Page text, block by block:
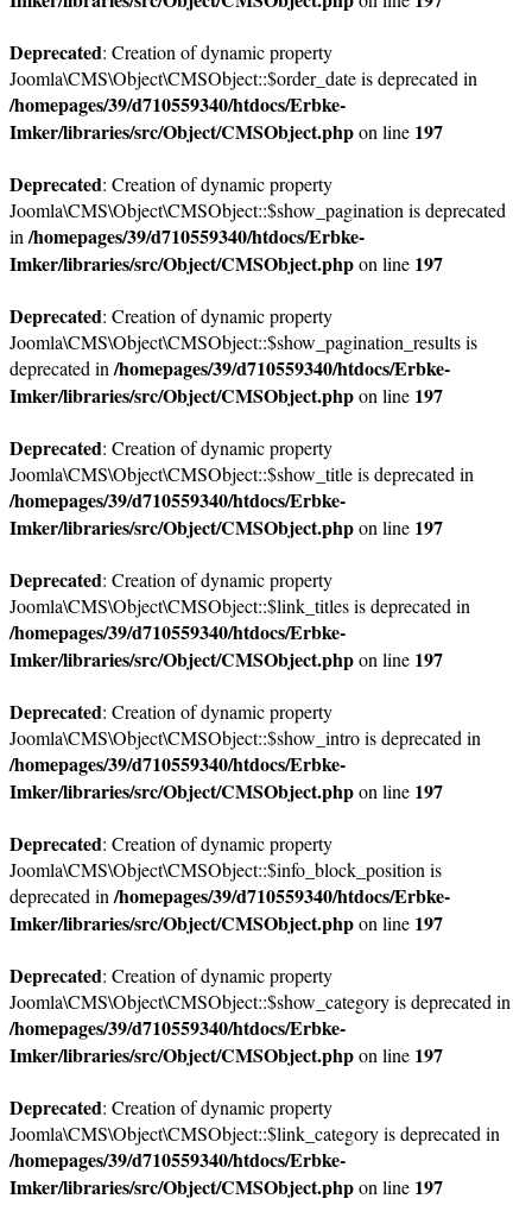
Deprecated: Creation of dynamic property
Joomla\CMS\Object\CMSObject::$order_date is deprecated in
/homepages/39/d710559340/htdocs/Erbke-
Imker/libraries/src/Object/CMSObject.phpon line 197
Deprecated: Creation of dynamic property
Joomla\CMS\Object\CMSObject::$show_pagination is deprecated
in /homepages/39/d710559340/htdocs/Erbke-
Imker/libraries/src/Object/CMSObject.phpon line 197
Deprecated: Creation of dynamic property
Joomla\CMS\Object\CMSObject::$show_pagination_results is
deprecated in /homepages/39/d710559340/htdocs/Erbke-
Imker/libraries/src/Object/CMSObject.phpon line 197
Deprecated: Creation of dynamic property
Joomla\CMS\Object\CMSObject::$show_title is deprecated in
/homepages/39/d710559340/htdocs/Erbke-
Imker/libraries/src/Object/CMSObject.phpon line 197
Deprecated: Creation of dynamic property
Joomla\CMS\Object\CMSObject::$link_titles is deprecated in
/homepages/39/d710559340/htdocs/Erbke-
Imker/libraries/src/Object/CMSObject.phpon line 197
Deprecated: Creation of dynamic property
Joomla\CMS\Object\CMSObject::$show_intro is deprecated in
/homepages/39/d710559340/htdocs/Erbke-
Imker/libraries/src/Object/CMSObject.phpon line 197
Deprecated: Creation of dynamic property
Joomla\CMS\Object\CMSObject::$info_block_position is
deprecated in /homepages/39/d710559340/htdocs/Erbke-
Imker/libraries/src/Object/CMSObject.phpon line 197
Deprecated: Creation of dynamic property
Joomla\CMS\Object\CMSObject::$show_category is deprecated in
/homepages/39/d710559340/htdocs/Erbke-
Imker/libraries/src/Object/CMSObject.phpon line 197
Deprecated: Creation of dynamic property
Joomla\CMS\Object\CMSObject::$link_category is deprecated in
/homepages/39/d710559340/htdocs/Erbke-
Imker/libraries/src/Object/CMSObject.phpon line 197